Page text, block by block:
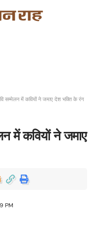
सम्मेलन में कवियों ने जमाए देश भक्ति के रंग
में कवियों ने जमाए
PM